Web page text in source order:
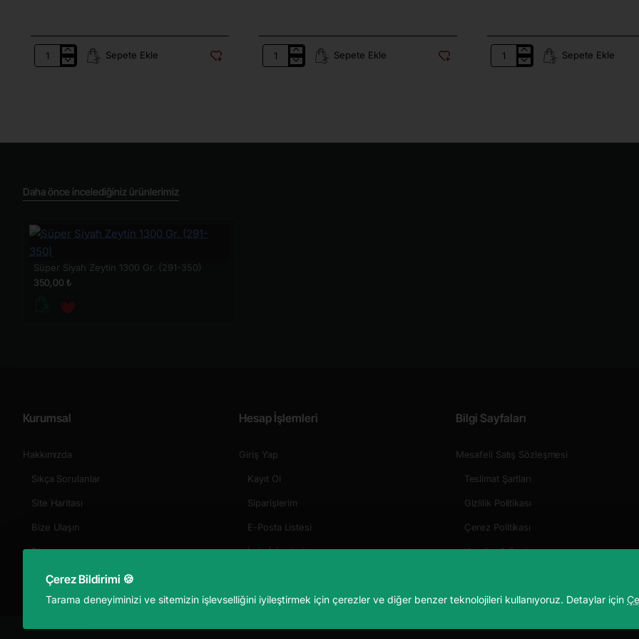
Çerez Bildirimi 🍪
Tarama deneyiminizi ve sitemizin işlevselliğini iyileştirmek için çerezler ve diğer benzer teknolojileri kullanıyoruz. Detaylar için
Yağlı
Kg.
Sepete Ekle
Gemlik
Gr.
Sepete Ekle
Gemlik
900
Sepete Ekle
Daha önce incelediğiniz ürünlerimiz
Süper Siyah Zeytin 1300 Gr. (291-350)
350,00 ₺
Kurumsal
Hakkımızda
Sıkça Sorulanlar
Site Haritası
Bize Ulaşın
Blog
Hesap İşlemleri
Giriş Yap
Kayıt Ol
Siparişlerim
E-Posta Listesi
İade İşlemleri
Bilgi Sayfaları
Mesafeli Satış Sözleşmesi
Teslimat Şartları
Gizlilik Politikası
Çerez Politikası
Kurallar & Şartlar